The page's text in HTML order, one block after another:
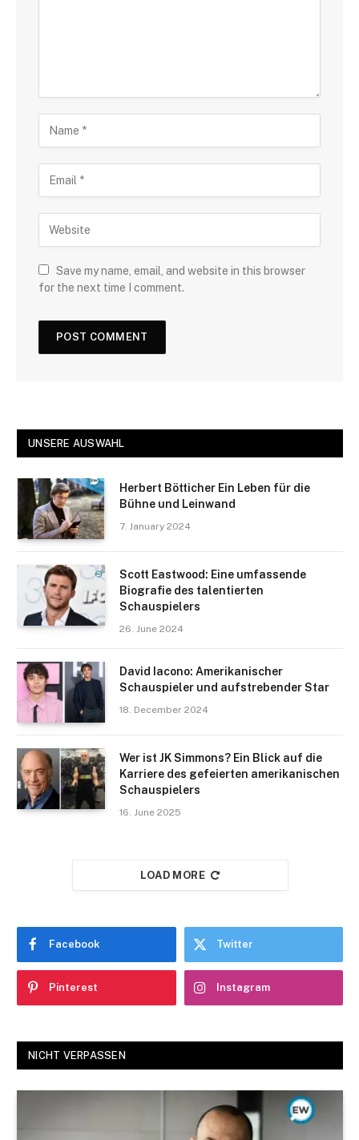
Save my name, email, and website in this browser
for the next time I comment.
UNSERE AUSWAHL
Herbert Bötticher Ein Leben für die
Bühne und Leinwand
7. January 2024
Scott Eastwood: Eine umfassende
Biografie des talentierten
Schauspielers
26. June 2024
David Iacono: Amerikanischer
Schauspieler und aufstrebender Star
18. December 2024
Wer ist JK Simmons? Ein Blick auf die
Karriere des gefeierten amerikanischen
Schauspielers
16. June 2025
LOAD MORE
Facebook Twitter
Pinterest Instagram
NICHT VERPASSEN